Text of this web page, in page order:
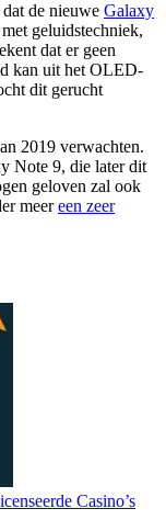
de nieuwe Galaxy
geluidstechniek,
dat er geen
kan uit het OLED-
dit gerucht
2019 verwachten.
Note 9, die later dit
geloven zal ook
meereen zeer
Casino’s